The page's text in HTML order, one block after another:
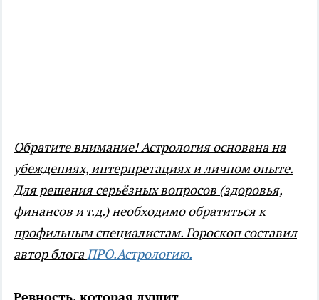
Обратите внимание! Астрология основана на
убеждениях, интерпретациях и личном опыте.
Для решения серьёзных вопросов (здоровья,
финансов и т.д.) необходимо обратиться к
профильным специалистам. Гороскоп составил
автор блогаПРО.Астрологию.